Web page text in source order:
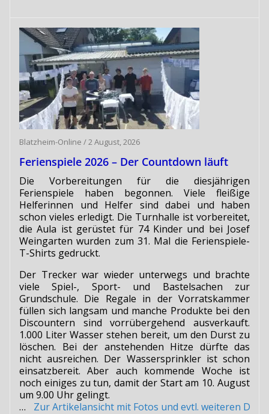
Blatzheim-Online /2 August, 2026
Ferienspiele 2026 – Der Countdown läuft
Die Vorbereitungen für die diesjährigen
Ferienspiele haben begonnen. Viele fleißige
Helferinnen und Helfer sind dabei und haben
schon vieles erledigt. Die Turnhalle ist vorbereitet,
die Aula ist gerüstet für 74 Kinder und bei Josef
Weingarten wurden zum 31. Mal die Ferienspiele-
T-Shirts gedruckt.
Der Trecker war wieder unterwegs und brachte
viele Spiel-, Sport- und Bastelsachen zur
Grundschule. Die Regale in der Vorratskammer
füllen sich langsam und manche Produkte bei den
Discountern sind vorrübergehend ausverkauft.
1.000 Liter Wasser stehen bereit, um den Durst zu
löschen. Bei der anstehenden Hitze dürfte das
nicht ausreichen. Der Wassersprinkler ist schon
einsatzbereit. Aber auch kommende Woche ist
noch einiges zu tun, damit der Start am 10. August
um 9.00 Uhr gelingt.
…Zur Artikelansicht mit Fotos und evtl. weiteren